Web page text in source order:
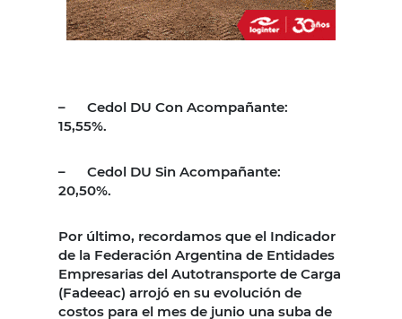
–
Cedol DU Con Acompañante:
15,55%.
–
Cedol DU Sin Acompañante:
20,50%.
Por último, recordamos que el Indicador
de la Federación Argentina de Entidades
Empresarias del Autotransporte de Carga
(Fadeeac) arrojó en su evolución de
costos para el mes de junio una suba de